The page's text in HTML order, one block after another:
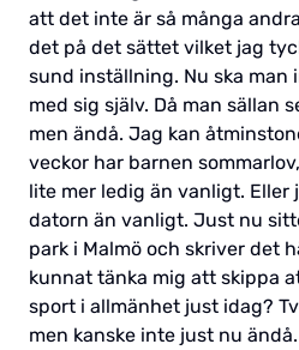
att det inte är så många
det på det sättet vilket jag
sund inställning. Nu ska man
med sig själv. Då man sällan
men ändå. Jag kan
veckor har barnen
lite mer ledig än vanligt. Eller
datorn än vanligt. Just nu
park i Malmö och skriver det
kunnat tänka mig att skippa
sport i allmänhet just idag?
men kanske inte just nu